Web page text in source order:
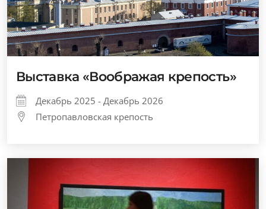
Выставка «Воображая крепость»
Декабрь 2025 - Декабрь 2026
Петропавловская крепость